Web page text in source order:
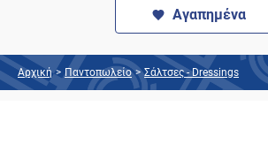
Αγαπημένα
Αρχική > Παντοπωλείο > Σάλτσες - Dressings